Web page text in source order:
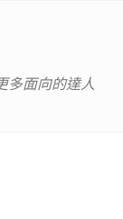
多面向的達人